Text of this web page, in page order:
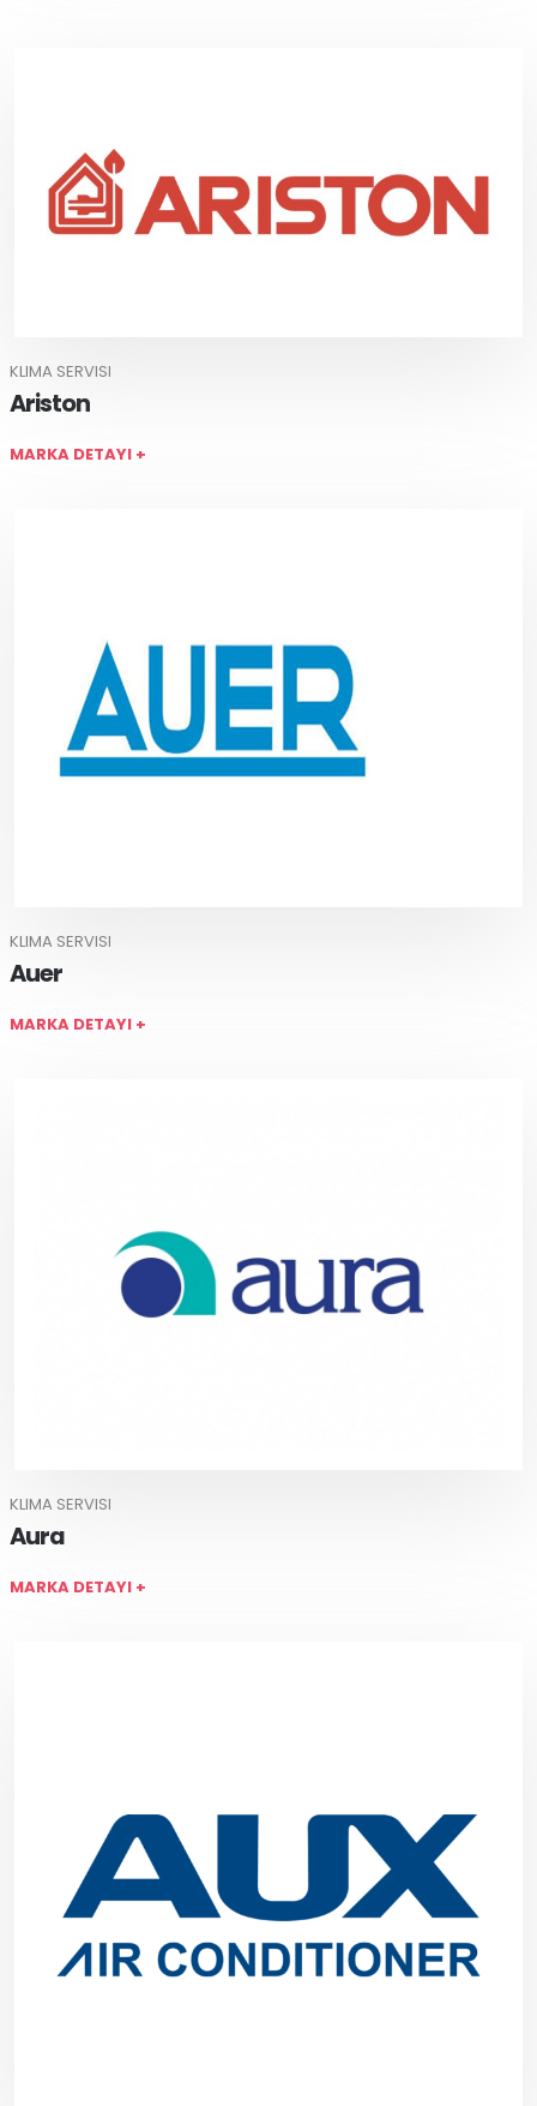
KLIMA SERVISI
Ariston
MARKA DETAYI +
KLIMA SERVISI
Auer
MARKA DETAYI +
KLIMA SERVISI
Aura
MARKA DETAYI +